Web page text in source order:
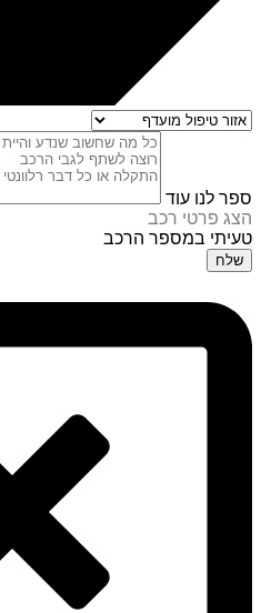
ספר לנו עוד
הצג פרטי רכב
טעיתי במספר הרכב
שלח